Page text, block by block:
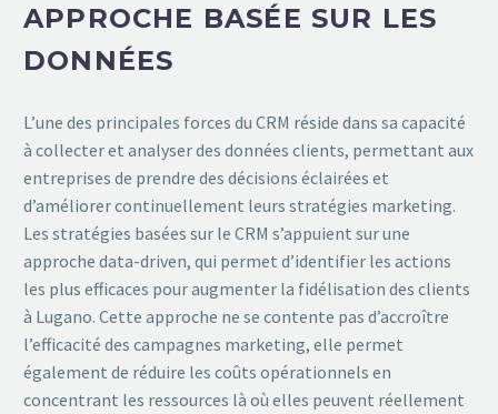
APPROCHE BASÉE SUR LES
DONNÉES
L’une des principales forces du CRM réside dans sa capacité
à collecter et analyser des données clients, permettant aux
entreprises de prendre des décisions éclairées et
d’améliorer continuellement leurs stratégies marketing.
Les stratégies basées sur le CRM s’appuient sur une
approche data-driven, qui permet d’identifier les actions
les plus efficaces pour augmenter la fidélisation des clients
à Lugano. Cette approche ne se contente pas d’accroître
l’efficacité des campagnes marketing, elle permet
également de réduire les coûts opérationnels en
concentrant les ressources là où elles peuvent réellement